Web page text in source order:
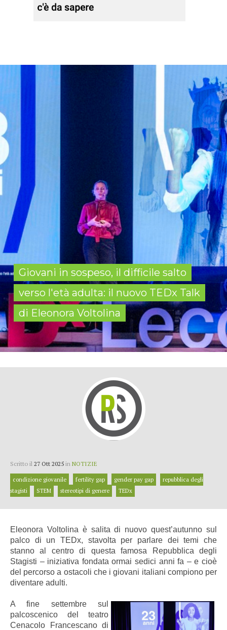
Giovani in sospeso, il difficile salto
verso l'età adulta: il nuovo TEDx Talk
di Eleonora Voltolina
Scritto il 27 Ott 2025 in NOTIZIE
condizione giovanile fertility gap gender pay gap
repubblica degli
stagisti
STEM stereotipi di genere TEDx
Eleonora Voltolina è salita di nuovo quest’autunno sul
palco di un TEDx, stavolta per parlare dei temi che
stanno al centro di questa famosa Repubblica degli
Stagisti – iniziativa fondata ormai sedici anni fa – e cioè
del percorso a ostacoli che i giovani italiani compiono per
diventare adulti.
A fine settembre sul
palcoscenico del teatro
Cenacolo Francescano di